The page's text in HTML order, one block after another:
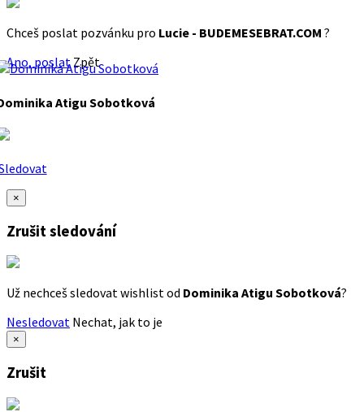
Chceš poslat pozvánku pro Lucie - BUDEMESEBRAT.COM ?
Ano, poslat Zpět
Atigu Sobotková
×
Zrušit sledování
Už nechceš sledovat wishlist od Dominika Atigu Sobotková?
Nesledovat Nechat, jak to je
×
Zrušit